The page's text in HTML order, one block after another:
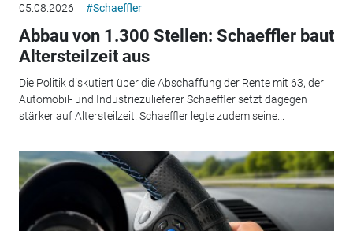
05.08.2026 #Schaeffler
Abbau von 1.300 Stellen: Schaeffler baut
Altersteilzeit aus
Die Politik diskutiert über die Abschaffung der Rente mit 63, der
Automobil- und Industriezulieferer Schaeffler setzt dagegen
stärker auf Altersteilzeit. Schaeffler legte zudem seine...